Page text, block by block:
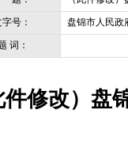
索 引 号：
发文机关：
标 题：